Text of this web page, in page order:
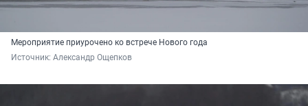
Мероприятие приурочено ко встрече Нового года
Источник: Александр Ощепков